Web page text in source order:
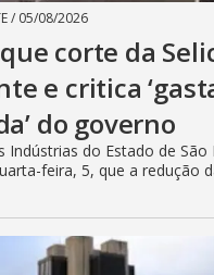
/ 05/08/2026
corte da
e critica
do governo
Indústrias do Estado de São
feira, 5, que a redução